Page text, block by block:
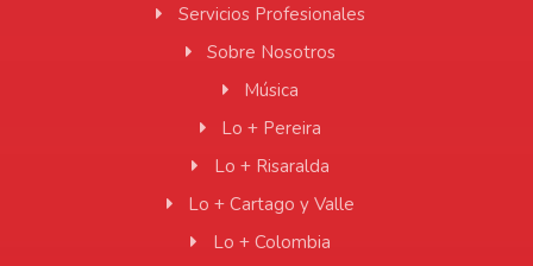
Servicios Profesionales
Sobre Nosotros
Música
Lo + Pereira
Lo + Risaralda
Lo + Cartago y Valle
Lo + Colombia